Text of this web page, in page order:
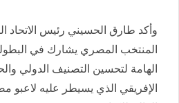
وأكد طارق الحسيني رئيس الاتحاد
المنتخب المصري يشارك في
الهامة لتحسين التصنيف الدولي
الإفريقي الذي يسيطر عليه لاعبو